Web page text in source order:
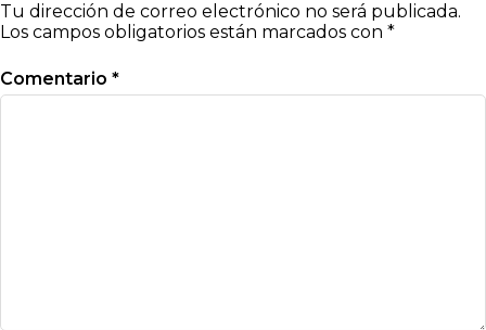
Tu dirección de correo electrónico no será publicada.
Los campos obligatorios están marcados con *
Comentario *